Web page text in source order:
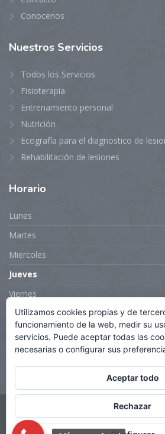
Conocenos
Nuestros Servicios
Todos los Servicios
Fisioterapia
Entrenamiento personal
Nutrición
Ecografía para el diagnostico de
Rehabilitación de lesiones
Horario
Lunes
Martes
Miercoles
Jueves
Viernes
Sabado
Domingo
Copyright 2026
Utilizamos cookies propias y de
funcionamiento de la web, medir su
servicios. Puede aceptar todas las
necesarias o configurar sus
Aceptar todo
Rechazar